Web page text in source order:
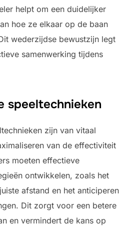
helpt om een duidelijker
hoe ze elkaar op de baan
wederzijdse bewustzijn legt
samenwerking tijdens
speeltechnieken
zijn van vitaal
van de effectiviteit
moeten effectieve
ontwikkelen, zoals het
afstand en het anticiperen
Dit zorgt voor een betere
en vermindert de kans op